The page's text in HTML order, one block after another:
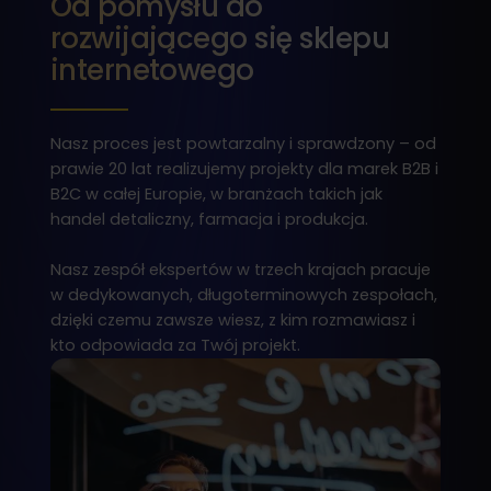
rozwijającego się sklepu
internetowego
Nasz proces jest powtarzalny i sprawdzony – od
prawie 20 lat realizujemy projekty dla marek B2B i
B2C w całej Europie, w branżach takich jak
handel detaliczny, farmacja i produkcja.
Nasz zespół ekspertów w trzech krajach pracuje
w dedykowanych, długoterminowych zespołach,
dzięki czemu zawsze wiesz, z kim rozmawiasz i
kto odpowiada za Twój projekt.